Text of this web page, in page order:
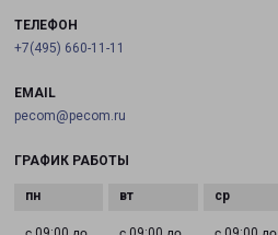
ТЕЛЕФОН
+7(495) 660-11-11
EMAIL
pecom@pecom.ru
ГРАФИК РАБОТЫ